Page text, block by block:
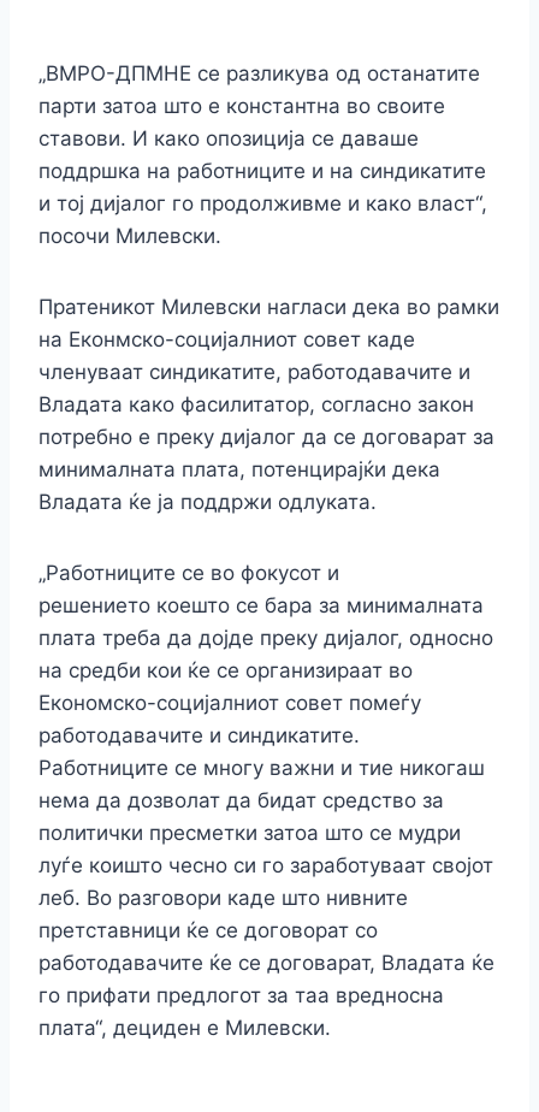
„ВМРО-ДПМНЕ се разликува од останатите
парти затоа што е константна во своите
ставови. И како опозиција се даваше
поддршка на работниците и на синдикатите
и тој дијалог го продолживме и како власт“,
посочи Милевски.
Пратеникот Милевски нагласи дека во рамки
на Еконмско-социјалниот совет каде
членуваат синдикатите, работодавачите и
Владата како фасилитатор, согласно закон
потребно е преку дијалог да се договарат за
минималната плата, потенцирајќи дека
Владата ќе ја поддржи одлуката.
„Работниците се во фокусот и
решението коешто се бара за минималната
плата треба да дојде преку дијалог, односно
на средби кои ќе се организираат во
Економско-социјалниот совет помеѓу
работодавачите и синдикатите.
Работниците се многу важни и тие никогаш
нема да дозволат да бидат средство за
политички пресметки затоа што се мудри
луѓе коишто чесно си го заработуваат својот
леб. Во разговори каде што нивните
претставници ќе се договорат со
работодавачите ќе се договарат, Владата ќе
го прифати предлогот за таа вредносна
плата“, дециден е Милевски.